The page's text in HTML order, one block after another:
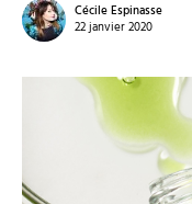
Cécile Espinasse
22 janvier 2020